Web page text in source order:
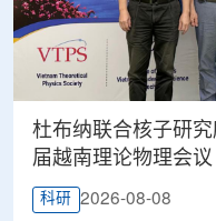
杜布纳联合核子研
届越南理论物理会议
科研 2026-08-08